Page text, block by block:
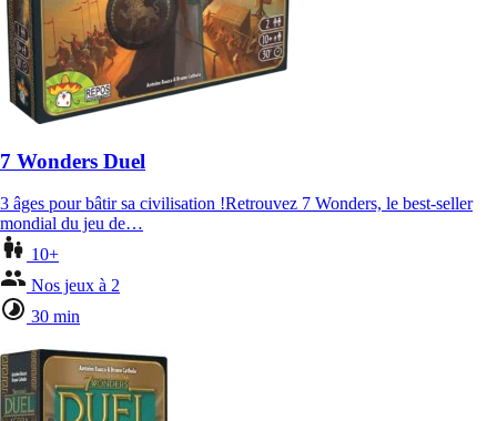
7 Wonders Duel
3 âges pour bâtir sa civilisation !Retrouvez 7 Wonders, le best-seller
mondial du jeu de…
10+
Nos jeux à 2
30 min